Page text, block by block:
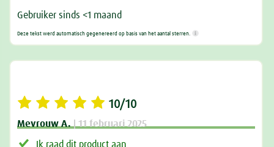
Gebruiker sinds <1 maand
Deze tekst werd automatisch gegenereerd op basis van het aantal sterren.
10/10
Mevrouw A. | 11 februari 2025
Ik raad dit product aan